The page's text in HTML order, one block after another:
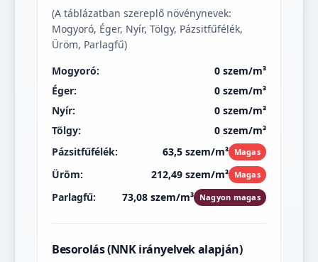
(A táblázatban szereplő növénynevek:
Mogyoró, Éger, Nyír, Tölgy, Pázsitfűfélék,
Üröm, Parlagfű)
Mogyoró:
0 szem/m³
Éger:
0 szem/m³
Nyír:
0 szem/m³
Tölgy:
0 szem/m³
Pázsitfűfélék:
63,5 szem/m³ Magas
Üröm: 212,49 szem/m³ Magas
Parlagfű: 73,08 szem/m³ Nagyon magas
Besorolás (NNK irányelvek alapján)